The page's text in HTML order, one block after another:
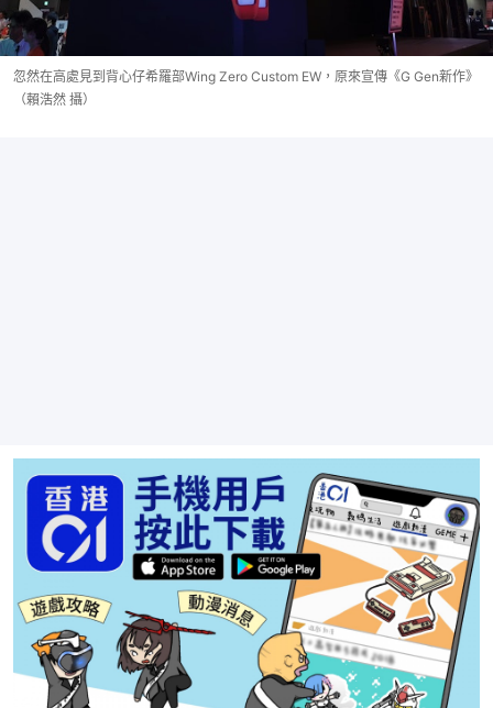
忽然在高處見到背心仔希羅部Wing Zero Custom EW，原來宣傳《G Gen新作》
（賴浩然 攝）